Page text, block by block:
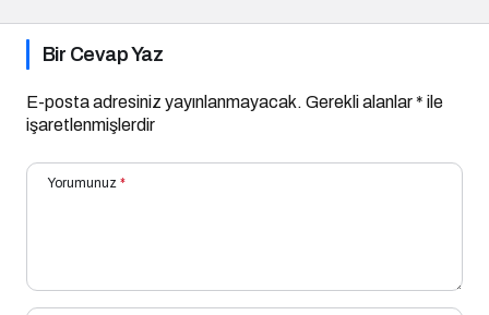
Bir Cevap Yaz
E-posta adresiniz yayınlanmayacak. Gerekli alanlar* ile
işaretlenmişlerdir
Yorumunuz *